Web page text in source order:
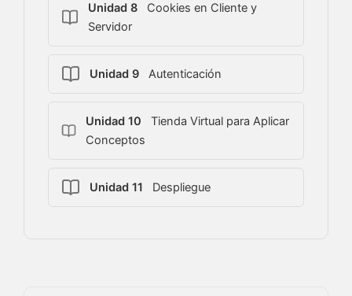
Unidad 8
Cookies en Cliente y
Servidor
Unidad 9 Autenticación
Unidad 10
Tienda Virtual para Aplicar
Conceptos
Unidad 11 Despliegue